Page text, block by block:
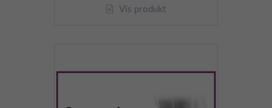
Vis produkt